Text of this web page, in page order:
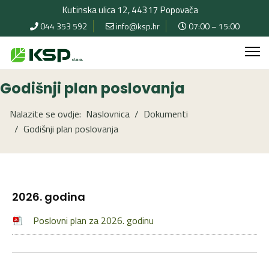
Kutinska ulica 12, 44317 Popovača
044 353 592 info@ksp.hr 07:00 – 15:00
Godišnji plan poslovanja
Nalazite se ovdje: Naslovnica
Dokumenti
Godišnji plan poslovanja
2026. godina
Poslovni plan za 2026. godinu